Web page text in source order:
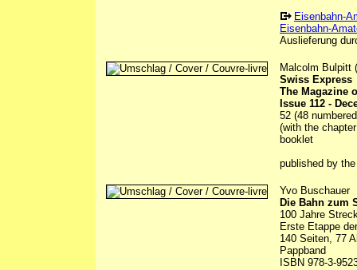
Eisenbahn-
Eisenbahn-
Auslieferung
Malcolm Bulpitt
Swiss Express
The Magazine
Issue 112 -
52 (48
(with the
booklet
published by
Yvo Buschauer
Die Bahn zum
100 Jahre
Erste Etappe
140 Seiten, 77
Pappband
ISBN 978-3-